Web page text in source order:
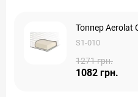
Топпер Aerolat
S1-010
1271 грн.
1082 грн.